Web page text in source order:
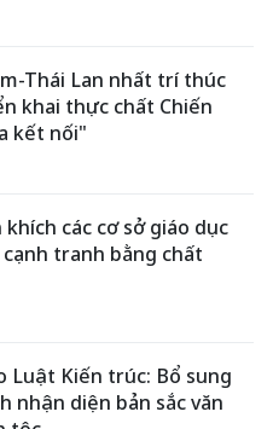
Thái Lan nhất trí thúc
khai thực chất Chiến
kết nối"
khích các cơ sở giáo dục
tranh bằng chất
Luật Kiến trúc: Bổ sung
nhận diện bản sắc văn